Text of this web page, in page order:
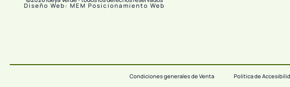
Diseño Web: MEM Posicionamiento Web
Condiciones generales de Venta Política de